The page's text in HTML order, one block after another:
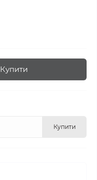
Купити
Купити